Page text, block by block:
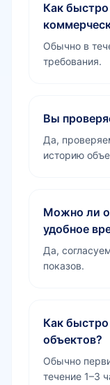
Как
Обычно в
требования.
Вы
Да,
историю
Можно ли
удобное
Да,
показов.
Как
объектов?
Обычно
течение 1–3